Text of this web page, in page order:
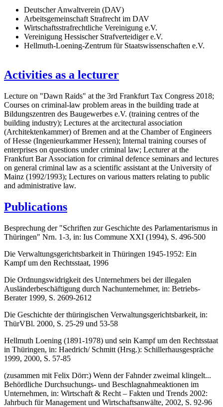
Deutscher Anwaltverein (DAV)
Arbeitsgemeinschaft Strafrecht im DAV
Wirtschaftsstrafrechtliche Vereinigung e.V.
Vereinigung Hessischer Strafverteidiger e.V.
Hellmuth-Loening-Zentrum für Staatswissenschaften e.V.
Activities as a lecturer
Lecture on "Dawn Raids" at the 3rd Frankfurt Tax Congress 2018;
Courses on criminal-law problem areas in the building trade at
Bildungszentren des Baugewerbes e.V. (training centres of the
building industry); Lectures at the arcitectural association
(Architektenkammer) of Bremen and at the Chamber of Engineers
of Hesse (Ingenieurkammer Hessen); Internal training courses of
enterprises on questions under criminal law; Lecturer at the
Frankfurt Bar Association for criminal defence seminars and lectures
on general criminal law as a scientific assistant at the University of
Mainz (1992/1993); Lectures on various matters relating to public
and administrative law.
Publications
Besprechung der "Schriften zur Geschichte des Parlamentarismus in
Thüringen" Nrn. 1-3, in: Ius Commune XXI (1994), S. 496-500
Die Verwaltungsgerichtsbarkeit in Thüringen 1945-1952: Ein
Kampf um den Rechtsstaat, 1996
Die Ordnungswidrigkeit des Unternehmers bei der illegalen
Ausländerbeschäftigung durch Nachunternehmer, in: Betriebs-
Berater 1999, S. 2609-2612
Die Geschichte der thüringischen Verwaltungsgerichtsbarkeit, in:
ThürVBl. 2000, S. 25-29 und 53-58
Hellmuth Loening (1891-1978) und sein Kampf um den Rechtsstaat
in Thüringen, in: Haedrich/ Schmitt (Hrsg.): Schillerhausgespräche
1999, 2000, S. 57-85
(zusammen mit Felix Dörr:) Wenn der Fahnder zweimal klingelt...
Behördliche Durchsuchungs- und Beschlagnahmeaktionen im
Unternehmen, in: Wirtschaft & Recht – Fakten und Trends 2002:
Jahrbuch für Management und Wirtschaftsanwälte, 2002, S. 92-96